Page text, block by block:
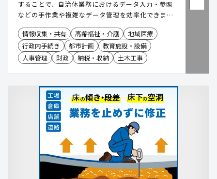
することで、自治体業務におけるデータ入力・参照
などの手作業や複雑なデータ管理を効率化できま
す。LGWAN やマイナンバーを利用する事務系ネッ
トワークでのデータ共有もでき、職員の業務負担が
軽減します。
情報収集・共有 高齢福祉・介護
地域医療
行政内手続き
都市計画
教育施設・設備
人事管理
財政 納税・収納 土木工事